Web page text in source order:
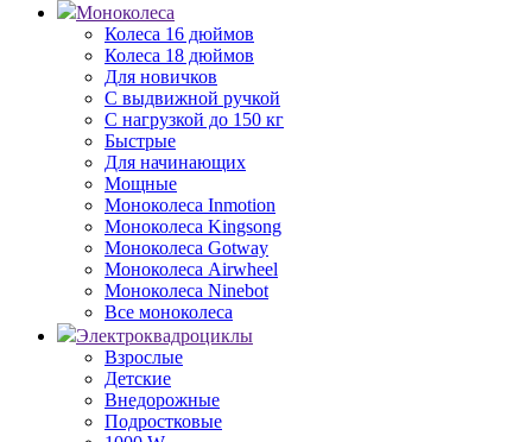
Моноколеса
Колеса 16 дюймов
Колеса 18 дюймов
Для новичков
С выдвижной ручкой
С нагрузкой до 150 кг
Быстрые
Для начинающих
Мощные
Моноколеса Inmotion
Моноколеса Kingsong
Моноколеса Gotway
Моноколеса Airwheel
Моноколеса Ninebot
Все моноколеса
Электроквадроциклы
Взрослые
Детские
Внедорожные
Подростковые